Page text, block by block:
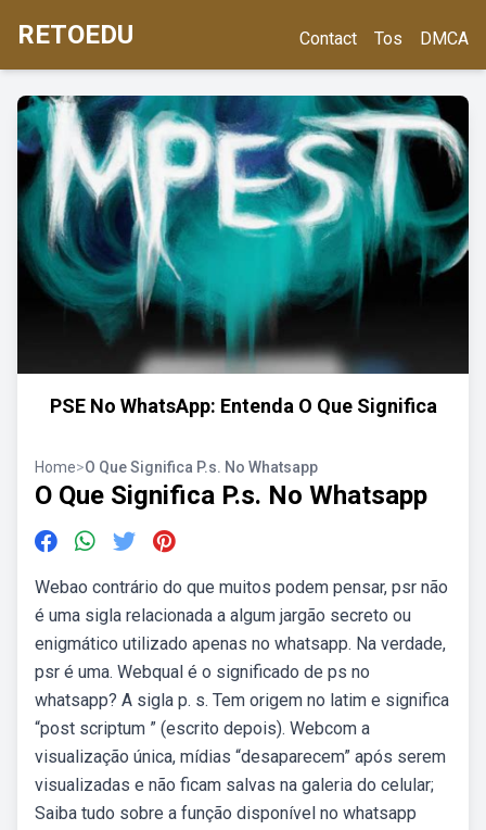
RETOEDU Contact Tos DMCA
PSE No WhatsApp: Entenda O Que Significa
Home>O Que Significa P.s. No Whatsapp
O Que Significa P.s. No Whatsapp
Webao contrário do que muitos podem pensar, psr não
é uma sigla relacionada a algum jargão secreto ou
enigmático utilizado apenas no whatsapp. Na verdade,
psr é uma. Webqual é o significado de ps no
whatsapp? A sigla p. s. Tem origem no latim e significa
“post scriptum ” (escrito depois). Webcom a
visualização única, mídias “desaparecem” após serem
visualizadas e não ficam salvas na galeria do celular;
Saiba tudo sobre a função disponível no whatsapp